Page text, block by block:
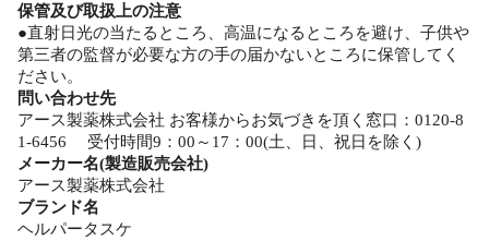
保管及び取扱上の注意
●直射日光の当たるところ、高温になるところを避け、子供や
第三者の監督が必要な方の手の届かないところに保管してく
ださい。
問い合わせ先
アース製薬株式会社 お客様からお気づきを頂く窓口：0120-8
1-6456 受付時間9：00～17：00(土、日、祝日を除く)
メーカー名(製造販売会社)
アース製薬株式会社
ブランド名
ヘルパータスケ